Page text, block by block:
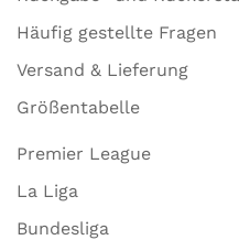
Häufig gestellte Fragen
Versand & Lieferung
Größentabelle
Premier League
La Liga
Bundesliga